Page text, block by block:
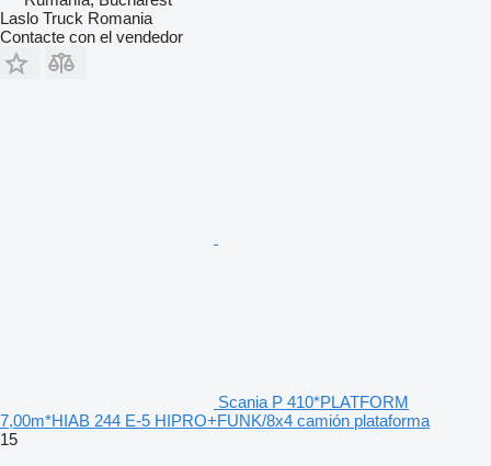
Laslo Truck Romania
Contacte con el vendedor
Scania P 410*PLATFORM
7,00m*HIAB 244 E-5 HIPRO+FUNK/8x4 camión plataforma
15